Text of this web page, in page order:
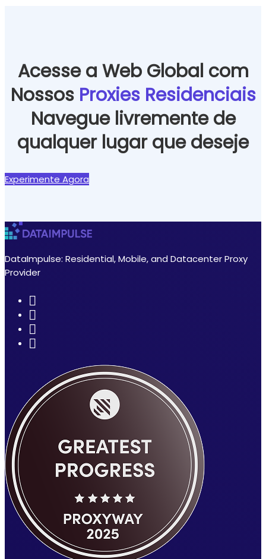
Acesse a Web Global com
Nossos Proxies Residenciais
Navegue livremente de
qualquer lugar que deseje
Experimente Agora
DataImpulse: Residential, Mobile, and Datacenter Proxy
Provider